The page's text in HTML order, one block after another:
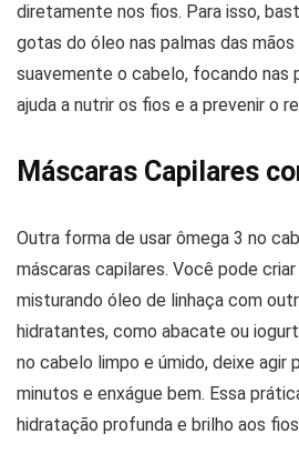
diretamente nos fios. Para isso,
gotas do óleo nas palmas das mãos
suavemente o cabelo, focando nas
ajuda a nutrir os fios e a prevenir o
Máscaras Capilares
Outra forma de usar ômega 3 no
máscaras capilares. Você pode
misturando óleo de linhaça com
hidratantes, como abacate ou
no cabelo limpo e úmido, deixe agir
minutos e enxágue bem. Essa
hidratação profunda e brilho aos